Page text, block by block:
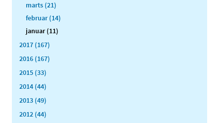
marts (21)
februar (14)
januar (11)
2017 (167)
2016 (167)
2015 (33)
2014 (44)
2013 (49)
2012 (44)